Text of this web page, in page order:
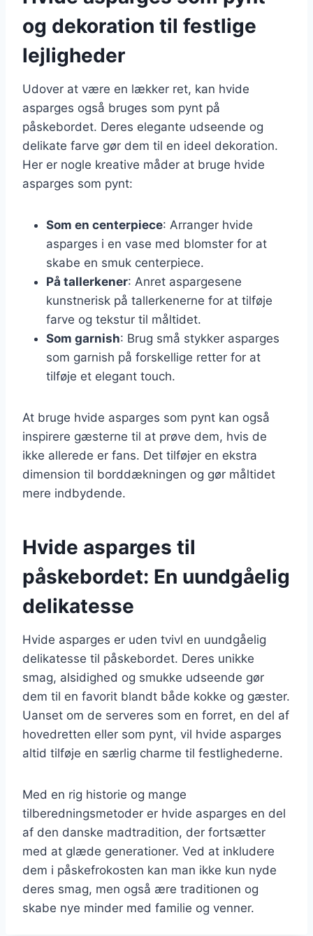
og dekoration til festlige
lejligheder
Udover at være en lækker ret, kan hvide
asparges også bruges som pynt på
påskebordet. Deres elegante udseende og
delikate farve gør dem til en ideel dekoration.
Her er nogle kreative måder at bruge hvide
asparges som pynt:
Som en centerpiece: Arranger hvide
asparges i en vase med blomster for at
skabe en smuk centerpiece.
På tallerkener: Anret aspargesene
kunstnerisk på tallerkenerne for at tilføje
farve og tekstur til måltidet.
Som garnish: Brug små stykker asparges
som garnish på forskellige retter for at
tilføje et elegant touch.
At bruge hvide asparges som pynt kan også
inspirere gæsterne til at prøve dem, hvis de
ikke allerede er fans. Det tilføjer en ekstra
dimension til borddækningen og gør måltidet
mere indbydende.
Hvide asparges til
påskebordet: En uundgåelig
delikatesse
Hvide asparges er uden tvivl en uundgåelig
delikatesse til påskebordet. Deres unikke
smag, alsidighed og smukke udseende gør
dem til en favorit blandt både kokke og gæster.
Uanset om de serveres som en forret, en del af
hovedretten eller som pynt, vil hvide asparges
altid tilføje en særlig charme til festlighederne.
Med en rig historie og mange
tilberedningsmetoder er hvide asparges en del
af den danske madtradition, der fortsætter
med at glæde generationer. Ved at inkludere
dem i påskefrokosten kan man ikke kun nyde
deres smag, men også ære traditionen og
skabe nye minder med familie og venner.